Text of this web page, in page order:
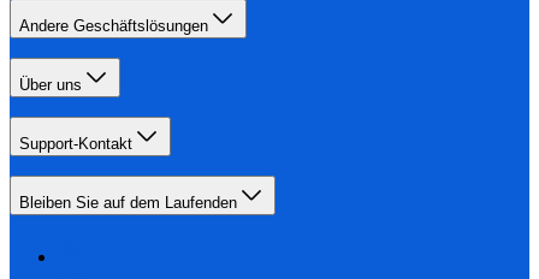
Andere Geschäftslösungen
Über uns
Support-Kontakt
Bleiben Sie auf dem Laufenden